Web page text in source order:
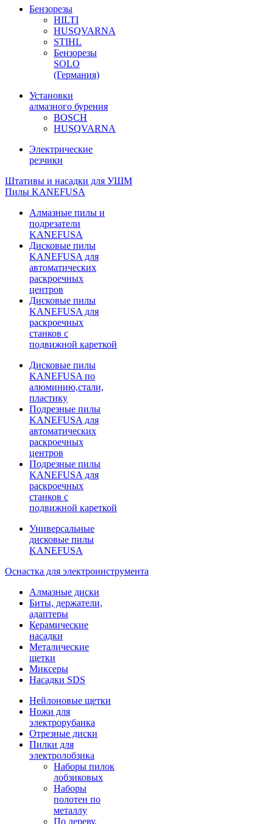
Бензорезы
HILTI
HUSQVARNA
STIHL
Бензорезы
SOLO
(Германия)
Установки
алмазного бурения
BOSCH
HUSQVARNA
Электрические
резчики
Штативы и насадки для УШМ
Пилы KANEFUSA
Алмазные пилы и
подрезатели
KANEFUSA
Дисковые пилы
KANEFUSA для
автоматических
раскроечных
центров
Дисковые пилы
KANEFUSA для
раскроечных
станков с
подвижной кареткой
Дисковые пилы
KANEFUSA по
алюминию,стали,
пластику
Подрезные пилы
KANEFUSA для
автоматических
раскроечных
центров
Подрезные пилы
KANEFUSA для
раскроечных
станков с
подвижной кареткой
Универсальные
дисковые пилы
KANEFUSA
Оснастка для электроинструмента
Алмазные диски
Биты, держатели,
адаптеры
Керамические
насадки
Металические
щетки
Миксеры
Насадки SDS
Нейлоновые щетки
Ножи для
электрорубанка
Отрезные диски
Пилки для
электролобзика
Наборы пилок
лобзиковых
Наборы
полотен по
металлу
По дереву,